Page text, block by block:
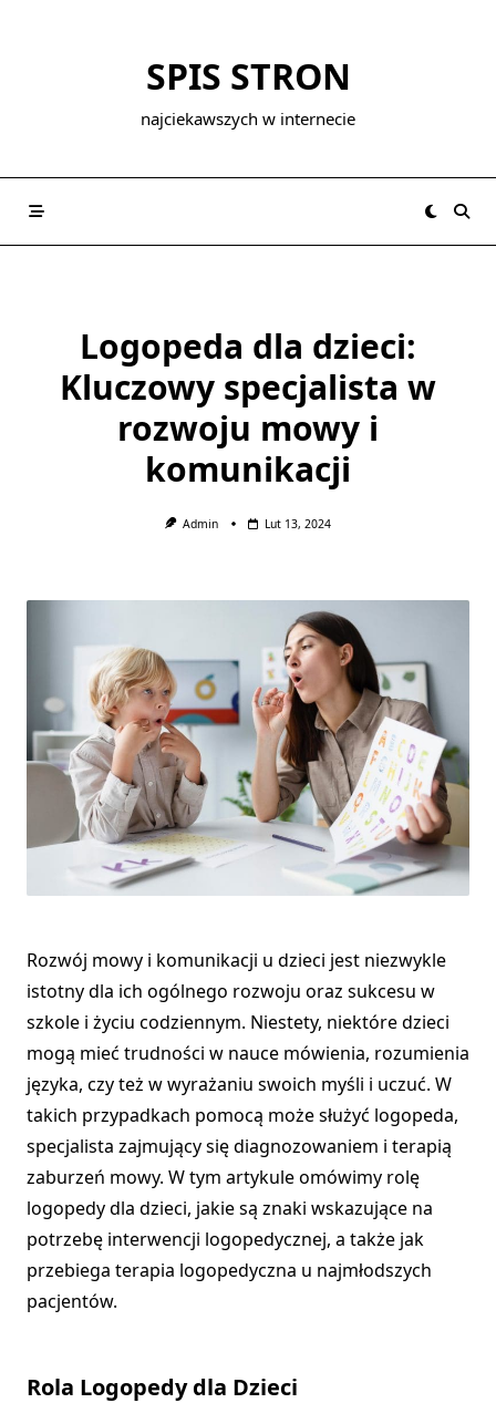
SPIS STRON
najciekawszych w internecie
Logopeda dla dzieci:
Kluczowy specjalista w
rozwoju mowy i
komunikacji
Admin Lut 13, 2024
Rozwój mowy i komunikacji u dzieci jest niezwykle
istotny dla ich ogólnego rozwoju oraz sukcesu w
szkole i życiu codziennym. Niestety, niektóre dzieci
mogą mieć trudności w nauce mówienia, rozumienia
języka, czy też w wyrażaniu swoich myśli i uczuć. W
takich przypadkach pomocą może służyć logopeda,
specjalista zajmujący się diagnozowaniem i terapią
zaburzeń mowy. W tym artykule omówimy rolę
logopedy dla dzieci, jakie są znaki wskazujące na
potrzebę interwencji logopedycznej, a także jak
przebiega terapia logopedyczna u najmłodszych
pacjentów.
Rola Logopedy dla Dzieci